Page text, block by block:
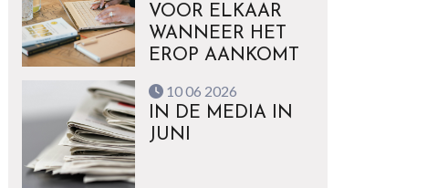
VOOR ELKAAR
WANNEER HET
EROP AANKOMT
10 06 2026
IN DE MEDIA IN
JUNI